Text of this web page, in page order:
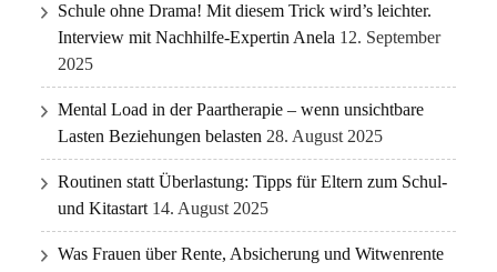
Schule ohne Drama! Mit diesem Trick wird’s leichter.
Interview mit Nachhilfe-Expertin Anela 12. September
2025
Mental Load in der Paartherapie – wenn unsichtbare
Lasten Beziehungen belasten 28. August 2025
Routinen statt Überlastung: Tipps für Eltern zum Schul-
und Kitastart 14. August 2025
Was Frauen über Rente, Absicherung und Witwenrente